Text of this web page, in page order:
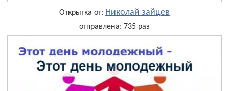
Открытка от: Николай зайцев
отправлена: 735 раз